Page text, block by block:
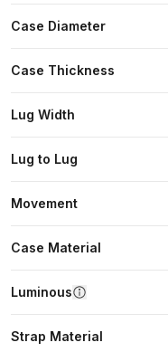
Case Diameter
Case Thickness
Lug Width
Lug to Lug
Movement
Case Material
Luminous
Strap Material